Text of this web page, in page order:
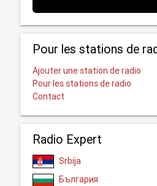
Pour les stations de
Ajouter une station de radio
Pour les stations de radio
Contact
Radio Expert
Srbija
България